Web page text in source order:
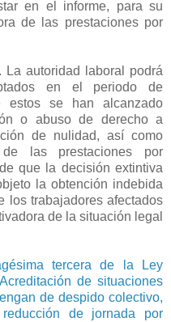
en el informe, para su
de las prestaciones por
autoridad laboral podrá
en el periodo de
estos se han alcanzado
o abuso de derecho a
de nulidad, así como
las prestaciones por
que la decisión extintiva
la obtención indebida
los trabajadores afectados
de la situación legal
tercera de la Ley
de situaciones
de despido colectivo,
de jornada por